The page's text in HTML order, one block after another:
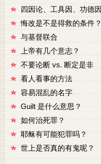
四因论、工具因、功德因
悔改是不是得救的条件？
与基督联合
上帝有几个意志？
不要论断 vs. 断定是非
看人看事的方法
容易混乱的名字
Guilt 是什么意思？
如何治死罪？
耶稣有可能犯罪吗？
世上是否真的有鬼呢？